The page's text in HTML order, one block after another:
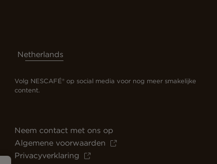
Netherlands
Volg NESCAFÉ® op social media voor nog meer smakelijke
content.
Neem contact met ons op
Algemene voorwaarden
Privacyverklaring